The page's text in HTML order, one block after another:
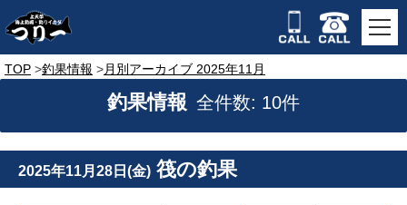
TOP 釣果情報 月別アーカイブ 2025年11月
釣果情報 全件数: 10件
2025年11月28日(金) 筏の釣果